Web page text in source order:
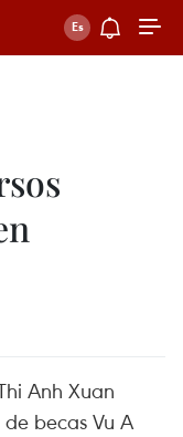
Anh Xuan
becas Vu A